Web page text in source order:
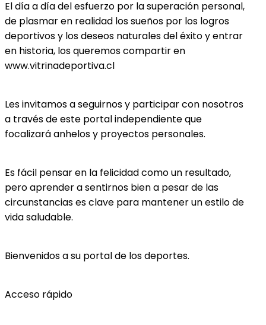
El día a día del esfuerzo por la superación personal,
de plasmar en realidad los sueños por los logros
deportivos y los deseos naturales del éxito y entrar
en historia, los queremos compartir en
www.vitrinadeportiva.cl
Les invitamos a seguirnos y participar con nosotros
a través de este portal independiente que
focalizará anhelos y proyectos personales.
Es fácil pensar en la felicidad como un resultado,
pero aprender a sentirnos bien a pesar de las
circunstancias es clave para mantener un estilo de
vida saludable.
Bienvenidos a su portal de los deportes.
Acceso rápido